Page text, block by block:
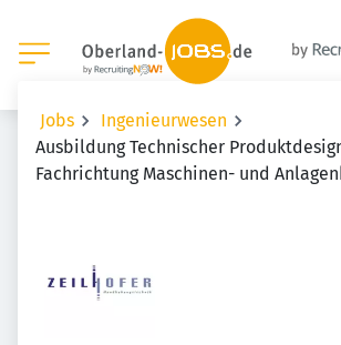
Jobs
Ingenieurwesen
Ausbildung Technischer
Fachrichtung Maschinen- und